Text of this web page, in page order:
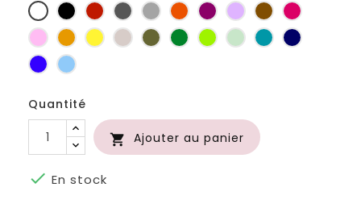
BlancNoir RougeGris
foncé
Gris
clair
OrangePruneLilasMarronFuchsia
RoseJaune
d'or
jauneFicelleKaki Vert
bouteille
Anis
Vert
d'eau
Turquoise
Marine
Bleu
roi
Bleu
Quantité
 Ajouter au panier
 En stock